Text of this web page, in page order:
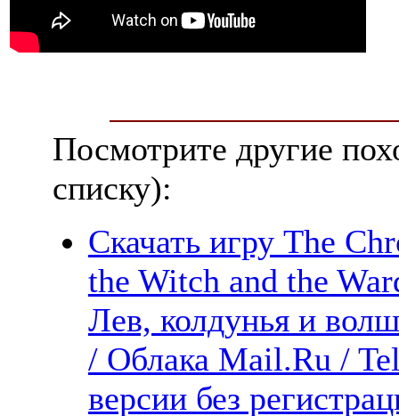
Посмотрите другие
списку):
Скачать игру The
the Witch and the
Лев, колдунья и
/ Облака Mail.Ru /
версии без